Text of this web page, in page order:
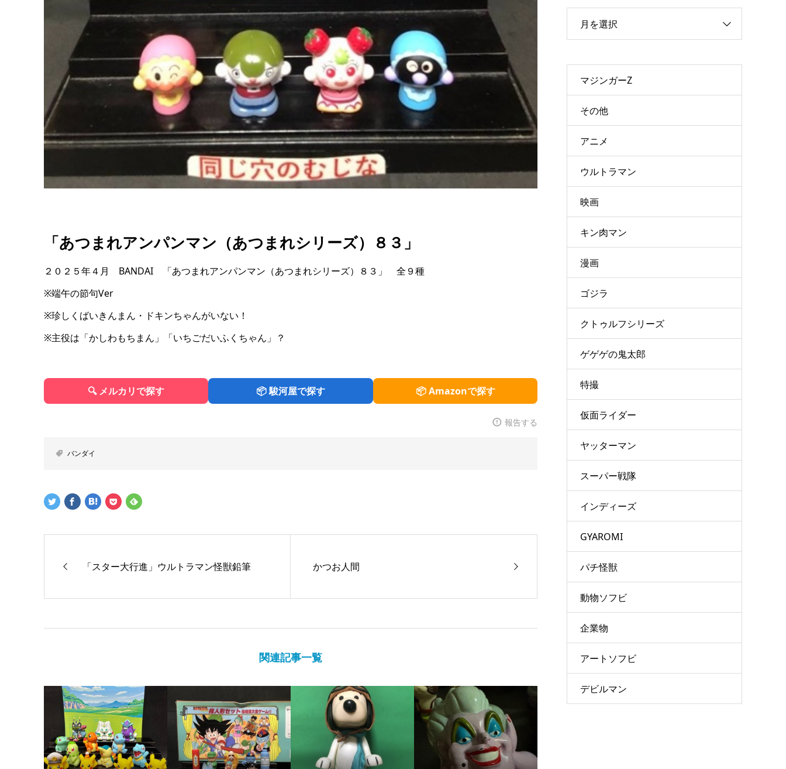
「あつまれアンパンマン（あつまれシリーズ）８３」
２０２５年４月 BANDAI 「あつまれアンパンマン（あつまれシリーズ）８３」 全９種
※端午の節句Ver
※珍しくばいきんまん・ドキンちゃんがいない！
※主役は「かしわもちまん」「いちごだいふくちゃん」？
🔍 メルカリで探す 📦 駿河屋で探す 📦 Amazonで探す
報告する
バンダイ
「スター大行進」ウルトラマン怪獣鉛筆 かつお人間
関連記事一覧
月を選択
マジンガーZ
その他
アニメ
ウルトラマン
映画
キン肉マン
漫画
ゴジラ
クトゥルフシリーズ
ゲゲゲの鬼太郎
特撮
仮面ライダー
ヤッターマン
スーパー戦隊
インディーズ
GYAROMI
パチ怪獣
動物ソフビ
企業物
アートソフビ
デビルマン